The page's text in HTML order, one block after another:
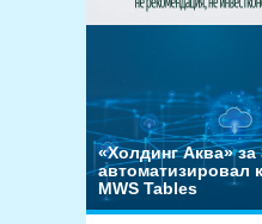
«Холдинг Аква» за
автоматизировал
MWS Tables